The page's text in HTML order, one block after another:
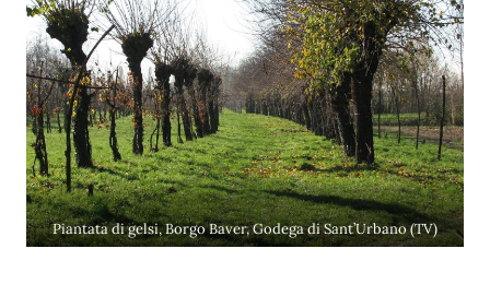
Piantata di gelsi, Borgo Baver, Godega di Sant’Urbano (TV)